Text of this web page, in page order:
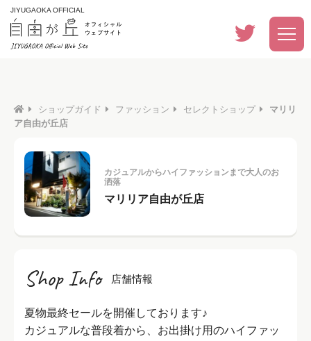
JIYUGAOKA OFFICIAL
ショップガイド ファッション セレクトショップ
マリリ
ア自由が丘店
カジュアルからハイファッションまで大人のお
洒落
マリリア自由が丘店
Shop Info 店舗情報
夏物最終セールを開催しております♪
カジュアルな普段着から、お出掛け用のハイファッ